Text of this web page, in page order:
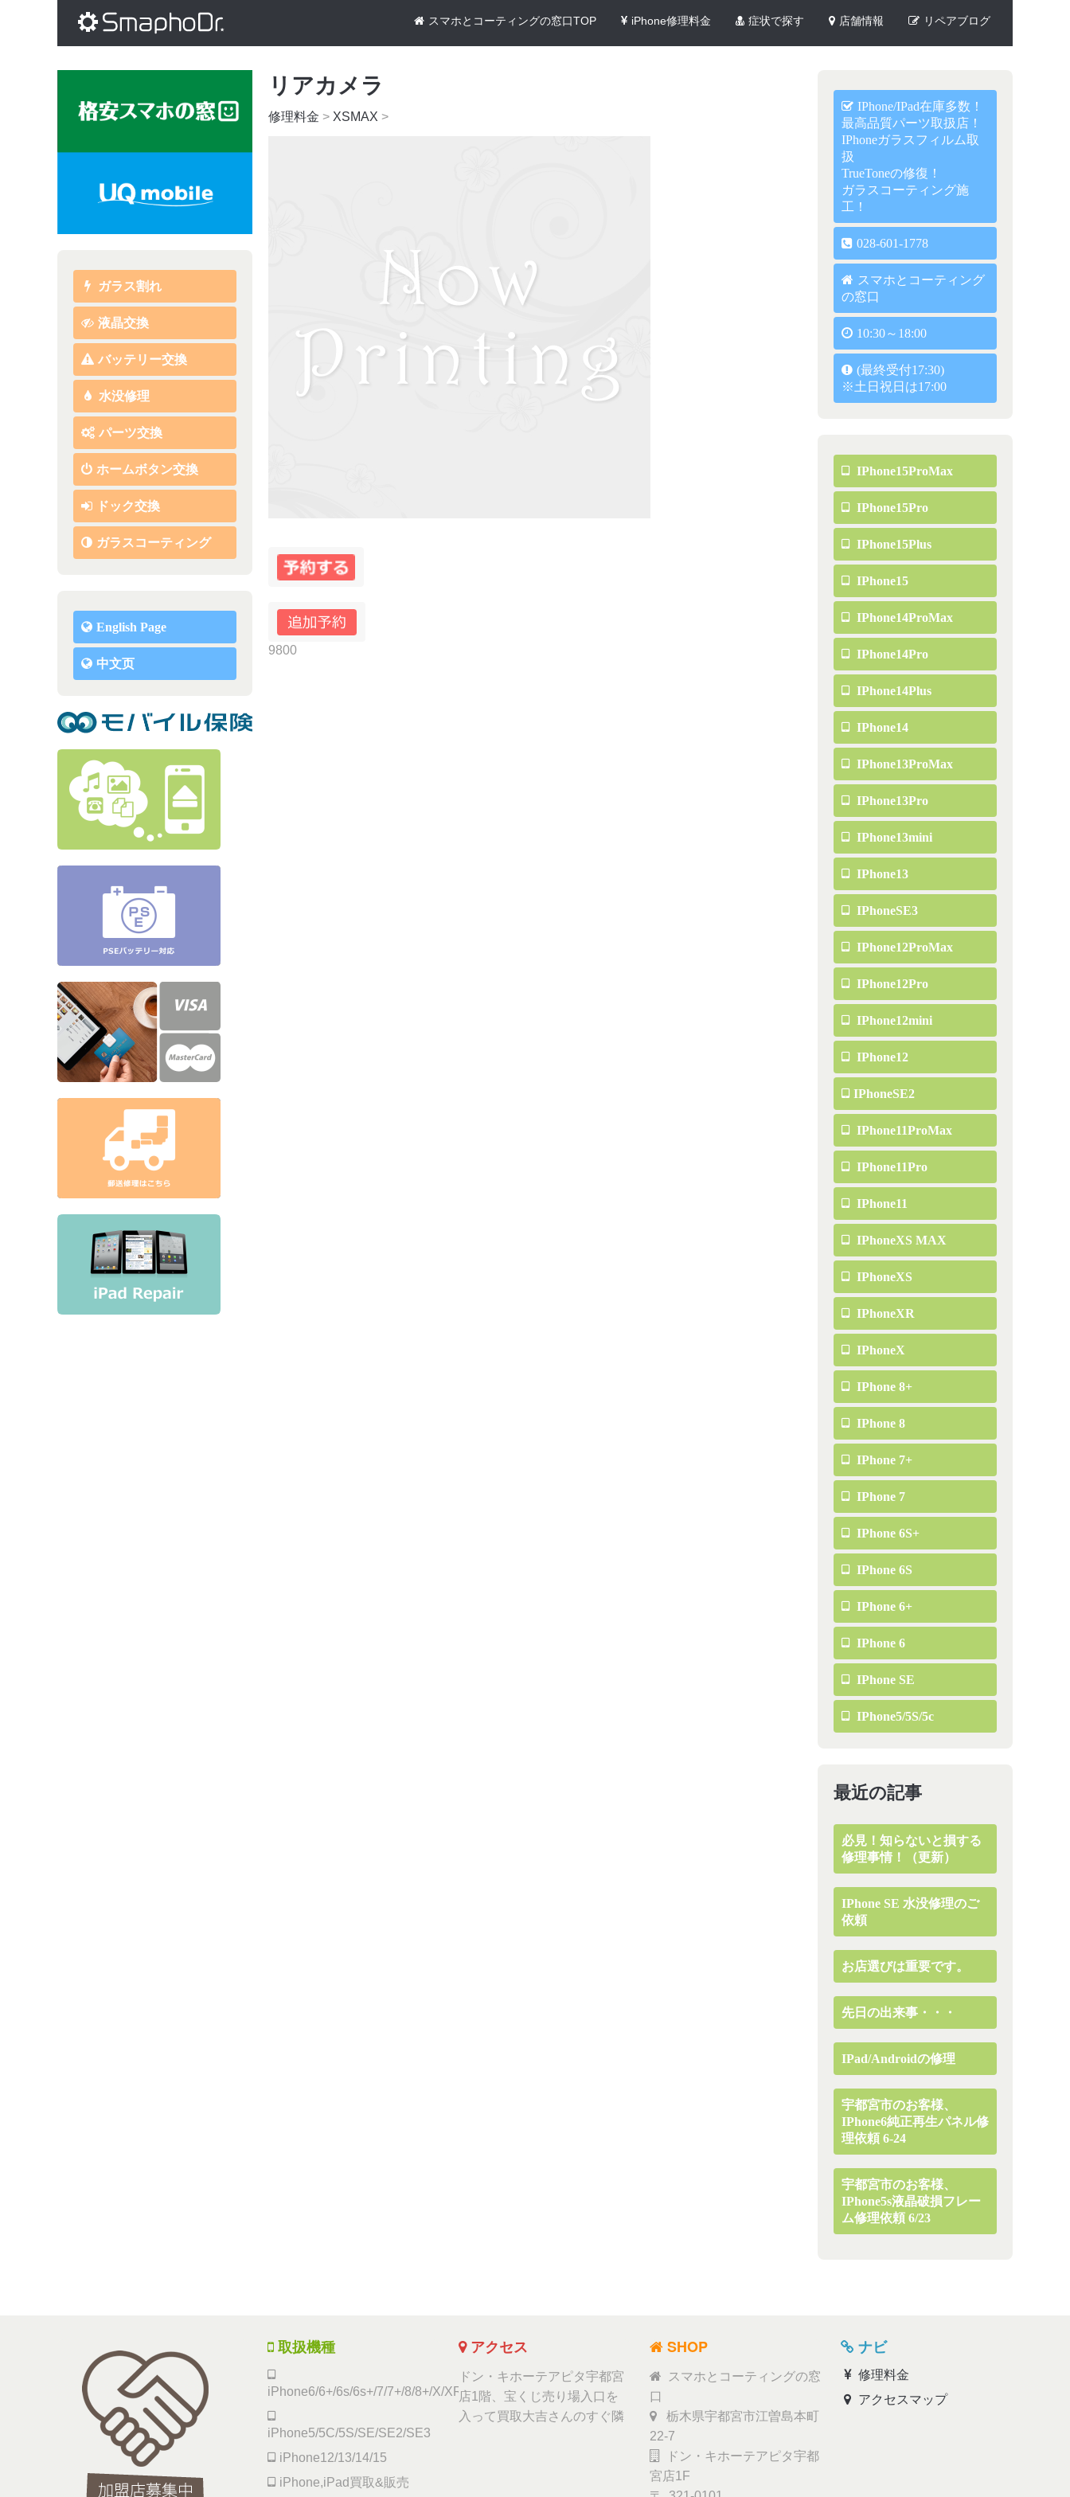
スマホとコーティングの窓口TOP iPhone修理料金 症状で探す 店舗情報 リペアブログ
ガラス割れ
液晶交換
バッテリー交換
水没修理
パーツ交換
ホームボタン交換
ドック交換
ガラスコーティング
English Page
中文页
リアカメラ
修理料金 > XSMAX >
9800
IPhone/iPad在庫多数！
最高品質パーツ取扱店！
IPhoneガラスフィルム取
扱
TrueToneの修復！
ガラスコーティング施
工！
028-601-1778
スマホとコーティング
の窓口
10:30～18:00
(最終受付17:30)
※土日祝日は17:00
IPhone15ProMax
IPhone15Pro
IPhone15Plus
IPhone15
IPhone14ProMax
IPhone14Pro
IPhone14Plus
IPhone14
IPhone13ProMax
IPhone13Pro
IPhone13mini
IPhone13
IPhoneSE3
IPhone12ProMax
IPhone12Pro
IPhone12mini
IPhone12
IPhoneSE2
IPhone11ProMax
IPhone11Pro
IPhone11
IPhoneXS MAX
IPhoneXS
IPhoneXR
IPhoneX
IPhone 8+
IPhone 8
IPhone 7+
IPhone 7
IPhone 6S+
IPhone 6S
IPhone 6+
IPhone 6
IPhone SE
IPhone5/5S/5c
最近の記事
必見！知らないと損する
修理事情！（更新）
IPhone SE 水没修理のご
依頼
お店選びは重要です。
先日の出来事・・・
IPad/Androidの修理
宇都宮市のお客様、
IPhone6純正再生パネル修
理依頼 6-24
宇都宮市のお客様、
IPhone5s液晶破損フレー
ム修理依頼 6/23
取扱機種
iPhone6/6+/6s/6s+/7/7+/8/8+/X/XR/Xs/11
iPhone5/5C/5S/SE/SE2/SE3
iPhone12/13/14/15
iPhone,iPad買取&販売
アクセス
ドン・キホーテアピタ宇都宮
店1階、宝くじ売り場入口を
入って買取大吉さんのすぐ隣
SHOP
スマホとコーティングの窓
口
栃木県宇都宮市江曽島本町
22-7
ドン・キホーテアピタ宇都
宮店1F
ナビ
修理料金
アクセスマップ